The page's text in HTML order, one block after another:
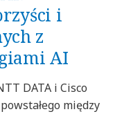
i
z
AI
DATA i Cisco
między